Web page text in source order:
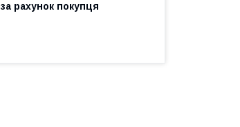
за рахунок покупця